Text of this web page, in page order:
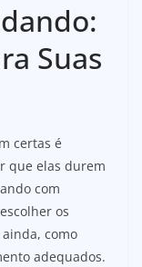
Suas
certas é
que elas durem
com
os
como
adequados.